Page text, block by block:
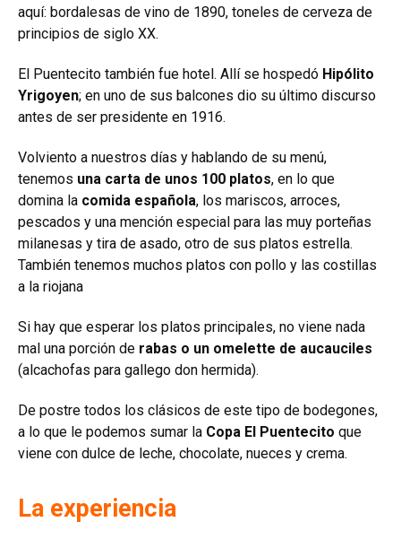
aquí: bordalesas de vino de 1890, toneles de cerveza de
principios de siglo XX.
El Puentecito también fue hotel. Allí se hospedó Hipólito
Yrigoyen; en uno de sus balcones dio su último discurso
antes de ser presidente en 1916.
Volviento a nuestros días y hablando de su menú,
tenemos una carta de unos 100 platos, en lo que
domina la comida española, los mariscos, arroces,
pescados y una mención especial para las muy porteñas
milanesas y tira de asado, otro de sus platos estrella.
También tenemos muchos platos con pollo y las costillas
a la riojana
Si hay que esperar los platos principales, no viene nada
mal una porción de rabas o un omelette de aucauciles
(alcachofas para gallego don hermida).
De postre todos los clásicos de este tipo de bodegones,
a lo que le podemos sumar la Copa El Puentecito que
viene con dulce de leche, chocolate, nueces y crema.
La experiencia